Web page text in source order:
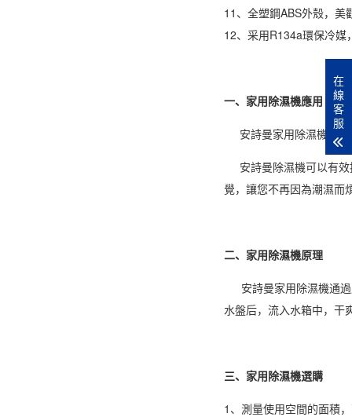
11 、全塑鋼ABS外殼，美
12、采用R134a環保冷媒
一、家用除濕機應用
安詩曼家用除濕機 廣
安詩曼除濕機可以有
覺，讓您不再因為潮濕而
二、家用除濕機原理
安詩曼家用除濕機通
水盤后，流入水箱中，干
三、家用除濕機選購
1、測量使用空間的面積
在
線
客
服